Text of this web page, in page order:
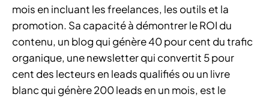
mois en incluant les freelances, les outils et la
promotion. Sa capacité à démontrer le ROI du
contenu, un blog qui génère 40 pour cent du trafic
organique, une newsletter qui convertit 5 pour
cent des lecteurs en leads qualifiés ou un livre
blanc qui génère 200 leads en un mois, est le